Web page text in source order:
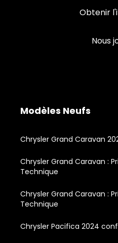
Obtenir
Nous
Modèles Neufs
Chrysler Grand Caravan
Chrysler Grand Caravan :
Technique
Chrysler Grand Caravan :
Technique
Chrysler Pacifica 2024